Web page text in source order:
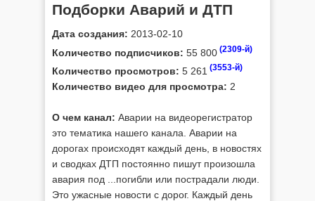
Подборки Аварий и ДТП
Дата создания: 2013-02-10
Количество подписчиков: 55 800 (2309-й)
Количество просмотров: 5 261 (3553-й)
Количество видео для просмотра: 2
О чем канал: Аварии на видеорегистратор
это тематика нашего канала. Аварии на
дорогах происходят каждый день, в новостях
и сводках ДТП постоянно пишут произошла
авария под ...погибли или пострадали люди.
Это ужасные новости с дорог. Каждый день